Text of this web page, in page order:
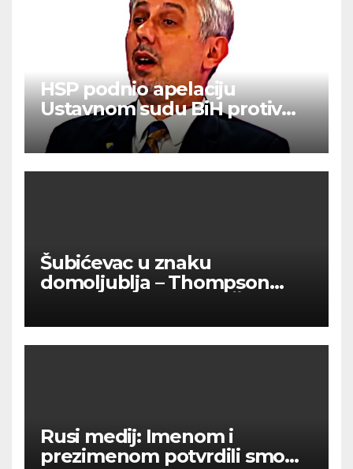
HSP podnio apelaciju
Ustavnom sudu BiH protiv
ovjere kandidature Slavena
Kovačevića
Šubićevac u znaku
domoljublja – Thompson
Rusi medij: Imenom i
prezimenom potvrdili smo